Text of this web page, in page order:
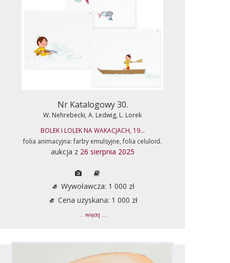
Nr Katalogowy 30.
W. Nehrebecki, A. Ledwig, L. Lorek
BOLEK I LOLEK NA WAKACJACH, 19...
folia animacyjna: farby emulsyjne, folia celuloid.
aukcja z 26 sierpnia 2025
Wywoławcza: 1 000 zł
Cena uzyskana: 1 000 zł
... więcej ...